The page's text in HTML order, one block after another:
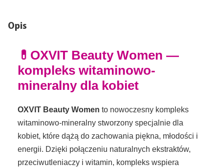
Opis
💊OXVIT Beauty Women —
kompleks witaminowo-
mineralny dla kobiet
OXVIT Beauty Women to nowoczesny kompleks
witaminowo-mineralny stworzony specjalnie dla
kobiet, które dążą do zachowania piękna, młodości i
energii. Dzięki połączeniu naturalnych ekstraktów,
przeciwutleniaczy i witamin, kompleks wspiera